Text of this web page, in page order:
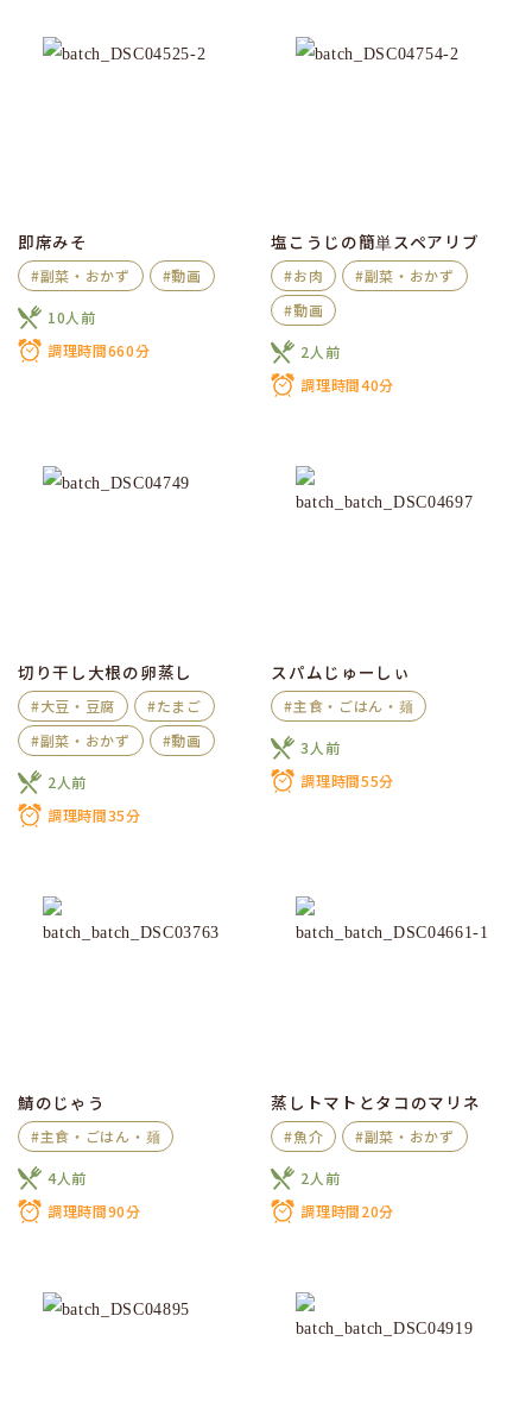
即席みそ
#副菜・おかず #動画
10人前
調理時間660分
塩こうじの簡単スペアリブ
#お肉
#副菜・おかず
#動画
2人前
調理時間40分
切り干し大根の卵蒸し
#大豆・豆腐
#たまご
#副菜・おかず
#動画
2人前
調理時間35分
スパムじゅーしぃ
#主食・ごはん・麺
3人前
調理時間55分
鯖のじゃう
#主食・ごはん・麺
4人前
調理時間90分
蒸しトマトとタコのマリネ
#魚介 #副菜・おかず
2人前
調理時間20分